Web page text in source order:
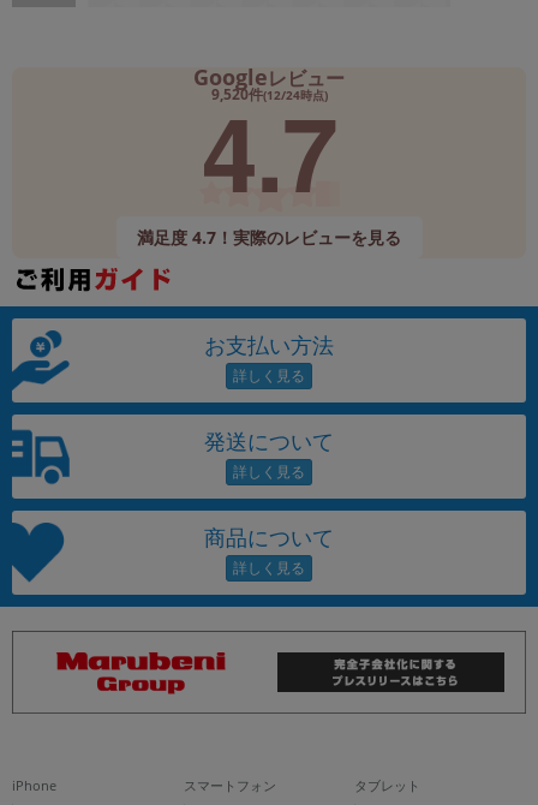
Googleレビュー
9,520件(12/24時点)
4.7
満足度 4.7！実際のレビューを見る
お支払い方法
発送について
商品について
iPhone スマートフォン タブレット